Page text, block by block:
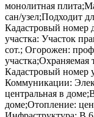
монолитная
сан/узел;Подходит
Кадастровый номер
участка: Участок
сот.; Огорожен:
участка;Охраняемая
Кадастровый номер
Коммуникации:
центральная в
доме;Отопление: